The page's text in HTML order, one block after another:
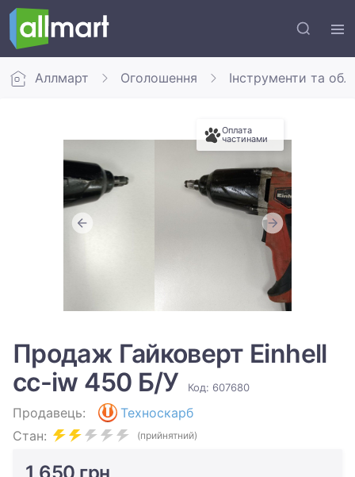
Аллмарт Оголошення Інструменти та
Оплата
частинами
Продаж Гайковерт Einhell
cc-iw 450 Б/У
Код: 607680
Продавець:
Техноскарб
Стан:
(прийнятний)